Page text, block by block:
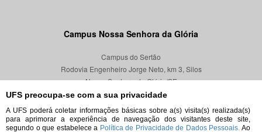
UFS preocupa-se com a sua privacidade
A UFS poderá coletar informações básicas sobre a(s) visita(s) realizada(s)
para aprimorar a experiência de navegação dos visitantes deste site,
segundo o que estabelece a Política de Privacidade de Dados Pessoais. Ao
Campus Nossa Senhora da Glória
Campus do Sertão
Rodovia Engenheiro Jorge Neto, km 3, Silos
Nossa Senhora da Glória/SE
CEP 49680-000
Localização